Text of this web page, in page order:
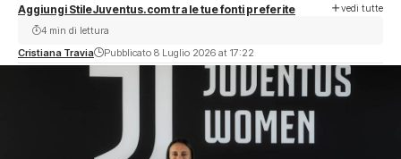
Aggiungi StileJuventus.com tra le tue fonti preferite vedi tutte
Cristiana Travia Pubblicato 8 Luglio 2026 at 17:22
4 min di lettura